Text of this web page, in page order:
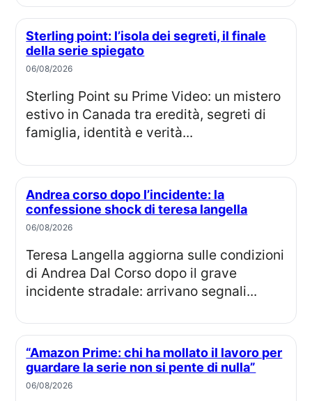
Sterling point: l’isola dei segreti, il finale
della serie spiegato
06/08/2026
Sterling Point su Prime Video: un mistero
estivo in Canada tra eredità, segreti di
famiglia, identità e verità...
Andrea corso dopo l’incidente: la
confessione shock di teresa langella
06/08/2026
Teresa Langella aggiorna sulle condizioni
di Andrea Dal Corso dopo il grave
incidente stradale: arrivano segnali...
“Amazon Prime: chi ha mollato il lavoro per
guardare la serie non si pente di nulla”
06/08/2026